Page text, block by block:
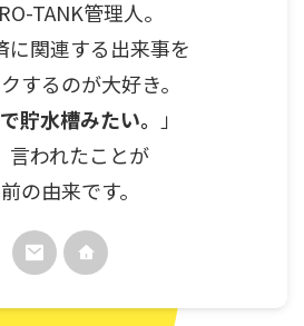
TANK管理人。
に関連する出来事を
するのが大好き。
貯水槽みたい。
」
言われたことが
の由来です。